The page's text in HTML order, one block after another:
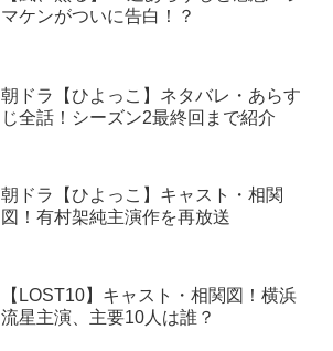
マケンがついに告白！？
朝ドラ【ひよっこ】ネタバレ・あらす
じ全話！シーズン2最終回まで紹介
朝ドラ【ひよっこ】キャスト・相関
図！有村架純主演作を再放送
【LOST10】キャスト・相関図！横浜
流星主演、主要10人は誰？